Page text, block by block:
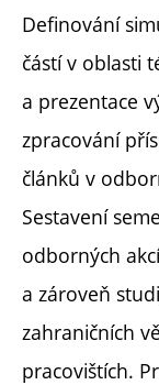
Definování
částí v oblasti
a prezentace
zpracování
článků v
Sestavení
odborných
a zároveň
zahraničních
pracovištích.